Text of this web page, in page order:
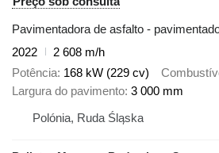
Pavimentadora de asfalto -
2022
2 608 m/h
Potência 168 kW (229 cv)
Largura do pavimento 3 000 mm
Polónia, Ruda Śląska